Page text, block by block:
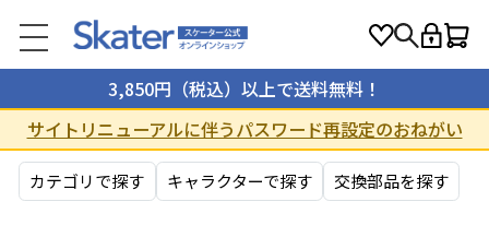
3,850円（税込）以上で送料無料！
サイトリニューアルに伴うパスワード再設定のおねがい
カテゴリで探す キャラクターで探す 交換部品を探す